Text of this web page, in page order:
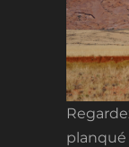
planqué